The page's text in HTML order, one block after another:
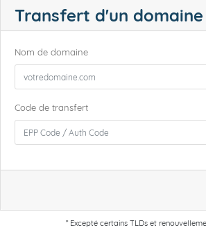
Transfert d'un domaine
Nom de domaine
Code de transfert
* Excepté certains TLDs et